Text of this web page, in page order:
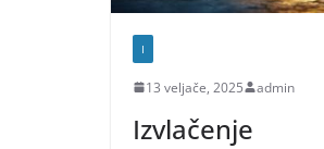
I
13 veljače, 2025 admin
Izvlačenje